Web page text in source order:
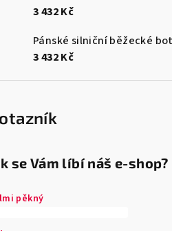
3 432 Kč
3 432 Kč
se Vám líbí náš e-shop?
pěkný